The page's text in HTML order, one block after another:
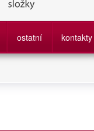
ostatní kontakty